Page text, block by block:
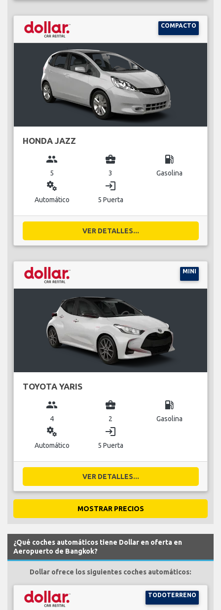
COMPACTO
HONDA JAZZ
group
5
business_center
3
local_gas_station
Gasolina
miscellaneous_services
Automático
login
5 Puerta
VER DETALLES...
MINI
TOYOTA YARIS
group
4
business_center
2
local_gas_station
Gasolina
miscellaneous_services
Automático
login
5 Puerta
VER DETALLES...
MOSTRAR PRECIOS
¿Qué coches automáticos tiene Dollar en oferta en
Aeropuerto de Bangkok?
Dollar ofrece los siguientes coches automáticos:
TODOTERRENO